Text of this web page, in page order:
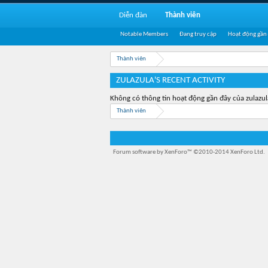
Thành viên
ZULAZULA'S RECENT ACTIVITY
Không có thông tin hoạt động gần đây của
Thành viên
Diễn đàn Thành viên
Notable Members Đang truy cập Hoạt động gần
Forum software by XenForo™ ©2010-2014 XenForo Ltd.